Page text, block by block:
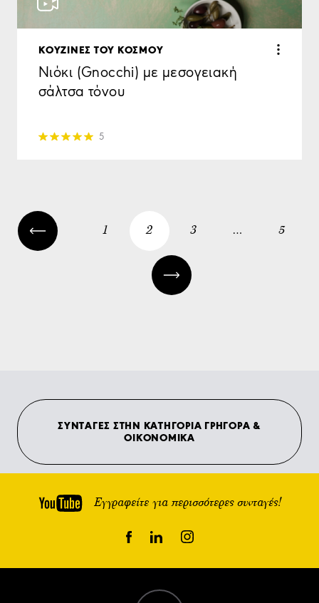
KΟΥΖΙΝΕΣ ΤΟΥ ΚΟΣΜΟΥ
Νιόκι (Gnocchi) με μεσογειακή
σάλτσα τόνου
5
1 2 3 … 5
ΣΥΝΤΑΓΕΣ ΣΤΗΝ ΚΑΤΗΓΟΡΙΑ ΓΡΗΓΟΡΑ &
ΟΙΚΟΝΟΜΙΚΑ
Εγγραφείτε για περισσότερες συνταγές!